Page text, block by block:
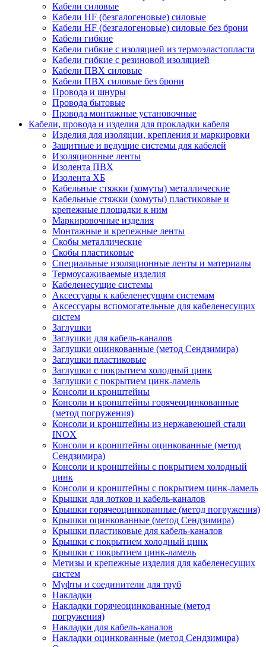
Кабели силовые
Кабели HF (безгалогеновые) силовые
Кабели HF (безгалогеновые) силовые без брони
Кабели гибкие
Кабели гибкие с изоляцией из термоэластопласта
Кабели гибкие с резиновой изоляцией
Кабели ПВХ силовые
Кабели ПВХ силовые без брони
Провода и шнуры
Провода бытовые
Провода монтажные установочные
Кабели, провода и изделия для прокладки кабеля
Изделия для изоляции, крепления и маркировки
Защитные и ведущие системы для кабелей
Изоляционные ленты
Изолента ПВХ
Изолента ХБ
Кабельные стяжки (хомуты) металлические
Кабельные стяжки (хомуты) пластиковые и
крепежные площадки к ним
Маркировочные изделия
Монтажные и крепежные ленты
Скобы металлические
Скобы пластиковые
Специальные изоляционные ленты и материалы
Термоусаживаемые изделия
Кабеленесущие системы
Аксессуары к кабеленесущим системам
Аксессуары вспомогательные для кабеленесущих
систем
Заглушки
Заглушки для кабель-каналов
Заглушки оцинкованные (метод Сендзимира)
Заглушки пластиковые
Заглушки с покрытием холодный цинк
Заглушки с покрытием цинк-ламель
Консоли и кронштейны
Консоли и кронштейны горячеоцинкованные
(метод погружения)
Консоли и кронштейны из нержавеющей стали
INOX
Консоли и кронштейны оцинкованные (метод
Сендзимира)
Консоли и кронштейны с покрытием холодный
цинк
Консоли и кронштейны с покрытием цинк-ламель
Крышки для лотков и кабель-каналов
Крышки горячеоцинкованные (метод погружения)
Крышки оцинкованные (метод Сендзимира)
Крышки пластиковые для кабель-каналов
Крышки с покрытием холодный цинк
Крышки с покрытием цинк-ламель
Метизы и крепежные изделия для кабеленесущих
систем
Муфты и соединители для труб
Накладки
Накладки горячеоцинкованные (метод
погружения)
Накладки для кабель-каналов
Накладки оцинкованные (метод Сендзимира)